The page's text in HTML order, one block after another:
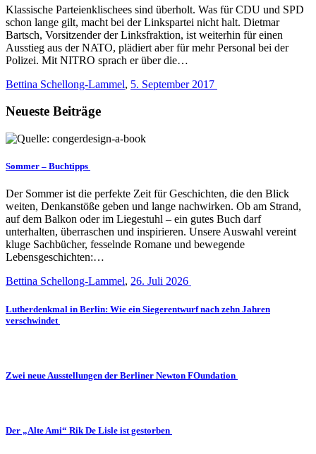
Klassische Parteienklischees sind überholt. Was für CDU und SPD
schon lange gilt, macht bei der Linkspartei nicht halt. Dietmar
Bartsch, Vorsitzender der Linksfraktion, ist weiterhin für einen
Ausstieg aus der NATO, plädiert aber für mehr Personal bei der
Polizei. Mit NITRO sprach er über die…
Bettina Schellong-Lammel, 5. September 2017
Neueste Beiträge
Sommer – Buchtipps
Der Sommer ist die perfekte Zeit für Geschichten, die den Blick
weiten, Denkanstöße geben und lange nachwirken. Ob am Strand,
auf dem Balkon oder im Liegestuhl – ein gutes Buch darf
unterhalten, überraschen und inspirieren. Unsere Auswahl vereint
kluge Sachbücher, fesselnde Romane und bewegende
Lebensgeschichten:…
Bettina Schellong-Lammel, 26. Juli 2026
Lutherdenkmal in Berlin: Wie ein Siegerentwurf nach zehn Jahren
verschwindet
Zwei neue Ausstellungen der Berliner Newton FOundation
Der „Alte Ami“ Rik De Lisle ist gestorben